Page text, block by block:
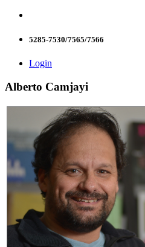
5285-7530/7565/7566
Login
Alberto Camjayi